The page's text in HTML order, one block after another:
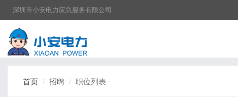
深圳市小安电力应急服务有限公司
首页 招聘 职位列表